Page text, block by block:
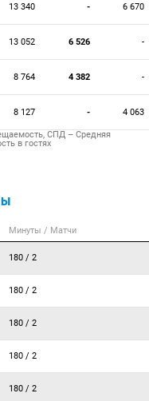
13 340 - 6 670
13 052 6 526 -
8 764 4 382 -
8 127 - 4 063
СПД – Средняя
в гостях
Минуты / Матчи
180 / 2
180 / 2
180 / 2
180 / 2
180 / 2